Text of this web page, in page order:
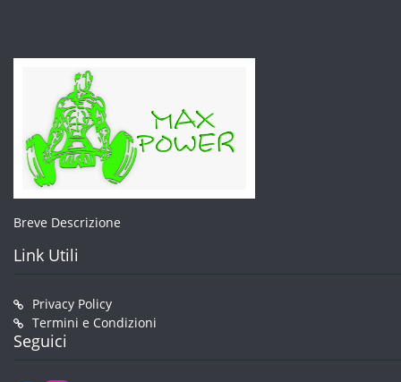
Breve Descrizione
Link Utili
Privacy Policy
Termini e Condizioni
Seguici